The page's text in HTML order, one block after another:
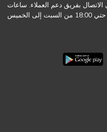
الاتصال بفريق دعم العملاء. ساعات